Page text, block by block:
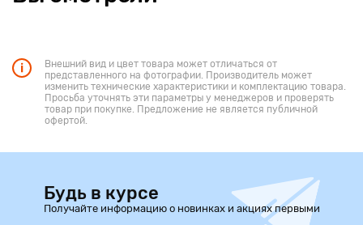
Красивая и практичная подставка представляет собой
Внешний вид и цвет товара может отличаться от
представленного на фотографии. Производитель может
изменить технические характеристики и комплектацию товара.
Просьба уточнять эти параметры у менеджеров и проверять
товар при покупке. Предложение не является публичной
офертой.
Будь в курсе
Получайте информацию о новинках и акциях первыми